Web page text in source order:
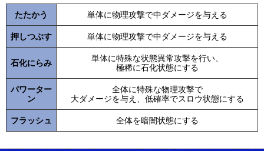
たたかう 単体に物理攻撃で中ダメージを与える
押しつぶす 単体に物理攻撃で中ダメージを与える
石化にらみ
単体に特殊な状態異常攻撃を行い、
極稀に石化状態にする
パワーター
ン
全体に特殊な物理攻撃で
大ダメージを与え、低確率でスロウ状態にする
フラッシュ 全体を暗闇状態にする